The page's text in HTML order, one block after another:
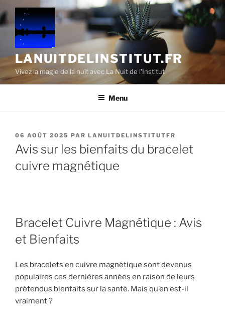
Aller
au
contenu
principal
LANUITDELINSTITUT.FR
Vivez la magie de la nuit avec La Nuit de l'Institut
Menu
PUBLIÉ
LE
06 AOÛT 2025 PAR LANUITDELINSTITUTFR
Avis sur les bienfaits du bracelet
cuivre magnétique
Bracelet Cuivre Magnétique : Avis
et Bienfaits
Les bracelets en cuivre magnétique sont devenus
populaires ces dernières années en raison de leurs
prétendus bienfaits sur la santé. Mais qu’en est-il
vraiment ?